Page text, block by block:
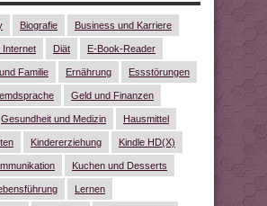
Biografie Business und Karriere
Internet Diät E-Book-Reader
Familie Ernährung Essstörungen
Geld und Finanzen
Gesundheit und Medizin Hausmittel
Kindererziehung Kindle HD(X)
Kuchen und Desserts
Lernen